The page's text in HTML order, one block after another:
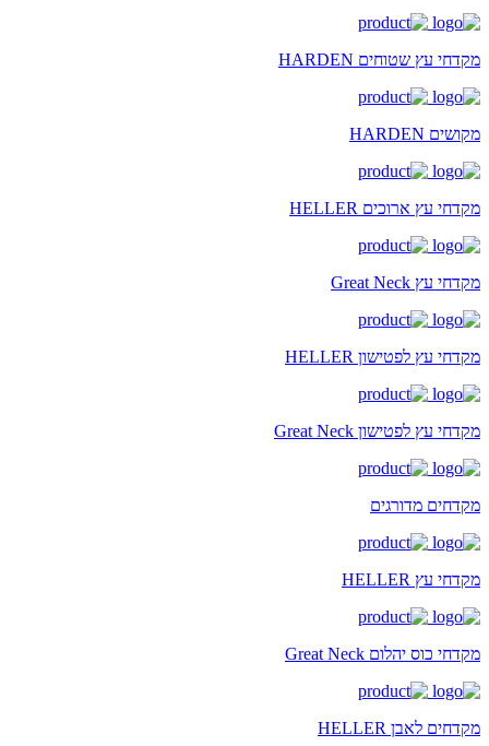
מקדחי עץ שטוחים HARDEN
מקושים HARDEN
מקדחי עץ ארוכים HELLER
מקדחי עץ Great Neck
מקדחי עץ לפטישון HELLER
מקדחי עץ לפטישון Great Neck
מקדחים מדורגים
מקדחי עץ HELLER
מקדחי כוס יהלום Great Neck
מקדחים לאבן HELLER